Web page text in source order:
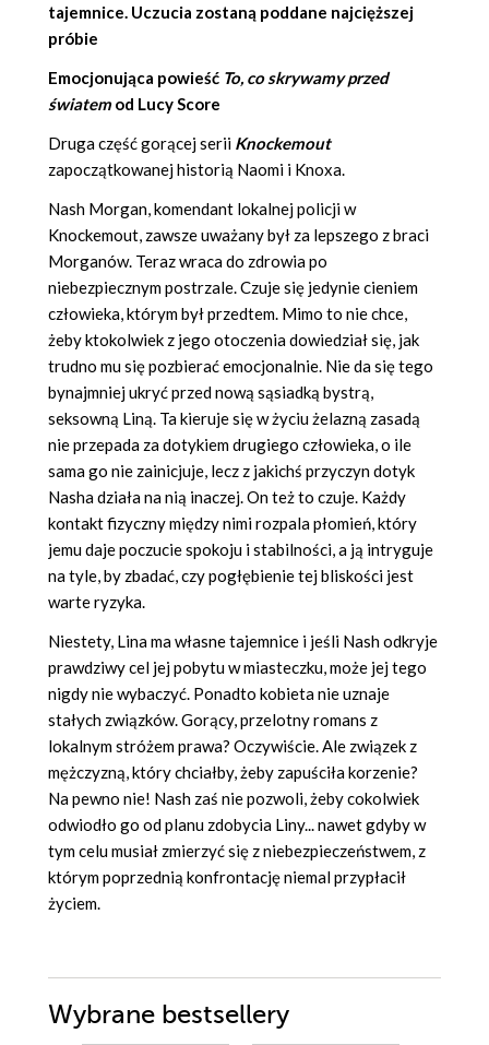
tajemnice. Uczucia zostaną poddane najcięższej
próbie
Emocjonująca powieść To, co skrywamy przed
światem od Lucy Score
Druga część gorącej serii Knockemout
zapoczątkowanej historią Naomi i Knoxa.
Nash Morgan, komendant lokalnej policji w
Knockemout, zawsze uważany był za lepszego z braci
Morganów. Teraz wraca do zdrowia po
niebezpiecznym postrzale. Czuje się jedynie cieniem
człowieka, którym był przedtem. Mimo to nie chce,
żeby ktokolwiek z jego otoczenia dowiedział się, jak
trudno mu się pozbierać emocjonalnie. Nie da się tego
bynajmniej ukryć przed nową sąsiadką bystrą,
seksowną Liną. Ta kieruje się w życiu żelazną zasadą
nie przepada za dotykiem drugiego człowieka, o ile
sama go nie zainicjuje, lecz z jakichś przyczyn dotyk
Nasha działa na nią inaczej. On też to czuje. Każdy
kontakt fizyczny między nimi rozpala płomień, który
jemu daje poczucie spokoju i stabilności, a ją intryguje
na tyle, by zbadać, czy pogłębienie tej bliskości jest
warte ryzyka.
Niestety, Lina ma własne tajemnice i jeśli Nash odkryje
prawdziwy cel jej pobytu w miasteczku, może jej tego
nigdy nie wybaczyć. Ponadto kobieta nie uznaje
stałych związków. Gorący, przelotny romans z
lokalnym stróżem prawa? Oczywiście. Ale związek z
mężczyzną, który chciałby, żeby zapuściła korzenie?
Na pewno nie! Nash zaś nie pozwoli, żeby cokolwiek
odwiodło go od planu zdobycia Liny... nawet gdyby w
tym celu musiał zmierzyć się z niebezpieczeństwem, z
którym poprzednią konfrontację niemal przypłacił
życiem.
Wybrane bestsellery